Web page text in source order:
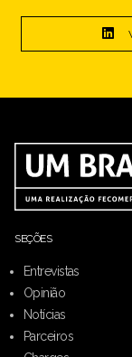
SEÇÕES
Entrevistas
Opinião
Notícias
Parceiros